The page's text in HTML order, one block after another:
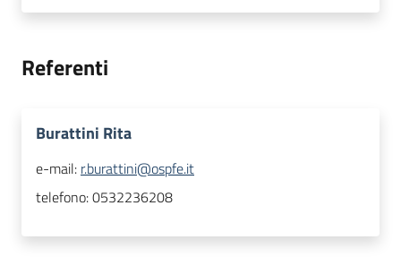
Referenti
Burattini Rita
e-mail: r.burattini@ospfe.it
telefono:0532236208